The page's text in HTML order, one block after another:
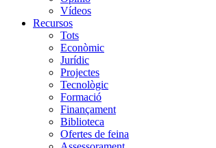
Vídeos
Recursos
Tots
Econòmic
Jurídic
Projectes
Tecnològic
Formació
Finançament
Biblioteca
Ofertes de feina